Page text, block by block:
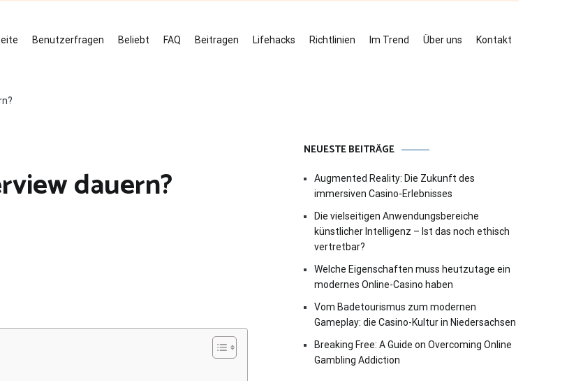
Benutzerfragen Beliebt FAQ Beitragen Lifehacks Richtlinien Im Trend Über uns Kontakt
dauern?
NEUESTE BEITRÄGE
Augmented Reality: Die Zukunft des
immersiven Casino-Erlebnisses
Die vielseitigen Anwendungsbereiche
künstlicher Intelligenz – Ist das noch ethisch
vertretbar?
Welche Eigenschaften muss heutzutage ein
modernes Online-Casino haben
Vom Badetourismus zum modernen
Gameplay: die Casino-Kultur in Niedersachsen
Breaking Free: A Guide on Overcoming Online
Gambling Addiction